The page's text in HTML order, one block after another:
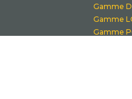
Gamme
Gamme
Gamme